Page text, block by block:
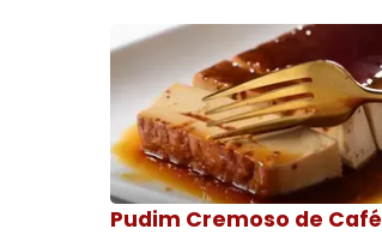
Pudim Cremoso de Café